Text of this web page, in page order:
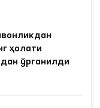
ҳолати
ўрганилди